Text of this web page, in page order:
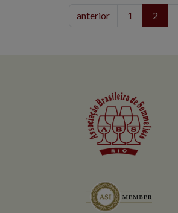
anterior 1 2